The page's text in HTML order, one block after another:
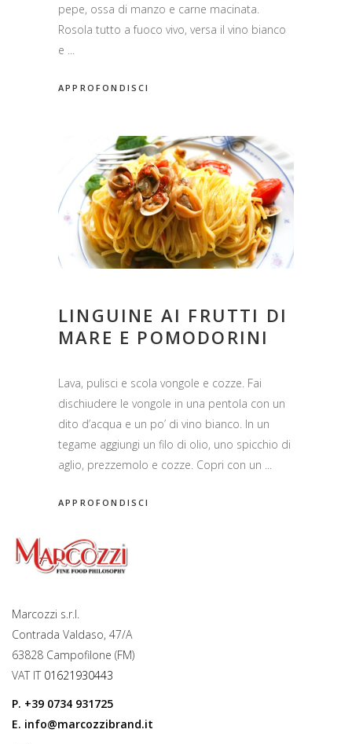
pepe, ossa di manzo e carne macinata.
Rosola tutto a fuoco vivo, versa il vino bianco
e
APPROFONDISCI
LINGUINE AI FRUTTI DI
MARE E POMODORINI
Lava, pulisci e scola vongole e cozze. Fai
dischiudere le vongole in una pentola con un
dito d’acqua e un po’ di vino bianco. In un
tegame aggiungi un filo di olio, uno spicchio di
aglio, prezzemolo e cozze. Copri con un
APPROFONDISCI
Marcozzi s.r.l.
Contrada Valdaso, 47/A
63828 Campofilone (FM)
VAT IT 01621930443
P. +39 0734 931725
E. info@marcozzibrand.it